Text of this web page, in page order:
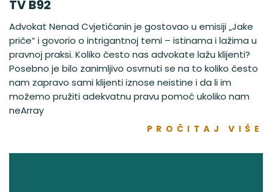
TV B92
Advokat Nenad Cvjetićanin je gostovao u emisiji „Jake
priče“ i govorio o intrigantnoj temi – istinama i lažima u
pravnoj praksi. Koliko često nas advokate lažu klijenti?
Posebno je bilo zanimljivo osvrnuti se na to koliko često
nam zapravo sami klijenti iznose neistine i da li im
možemo pružiti adekvatnu pravu pomoć ukoliko nam
neArray
PROČITAJ VIŠE